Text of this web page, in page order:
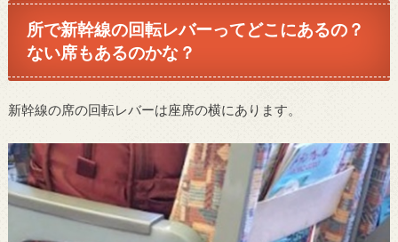
所で新幹線の回転レバーってどこにあるの？
ない席もあるのかな？
新幹線の席の回転レバーは座席の横にあります。